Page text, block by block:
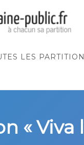
LES
« Viva